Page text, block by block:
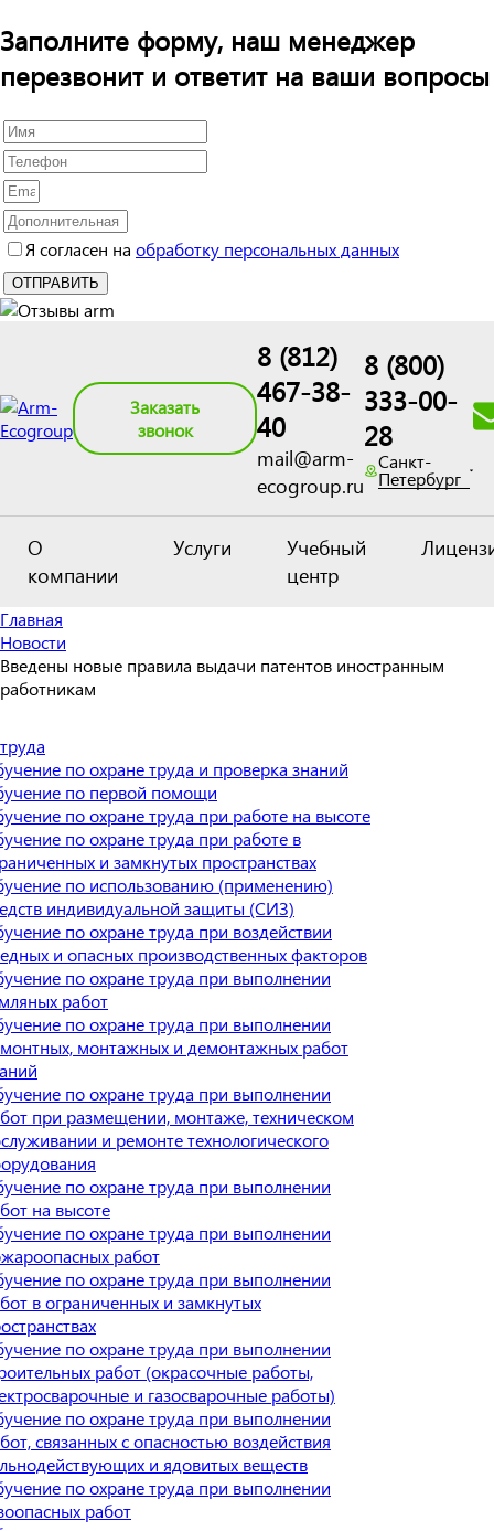
Заполните форму, наш менеджер
перезвонит и ответит на ваши вопросы
Я согласен на обработку персональных данных
Заказать
звонок
8 (812)
467-38-
40
mail@arm-
ecogroup.ru
8 (800)
333-00-
28
Санкт-
Петербург
О
компании
Услуги
Учебный
центр
Главная
Новости
Введены новые правила выдачи патентов иностранным
работникам
по охране труда и проверка знаний
по первой помощи
по охране труда при работе на высоте
по охране труда при работе в
и замкнутых пространствах
по использованию (применению)
индивидуальной защиты (СИЗ)
по охране труда при воздействии
и опасных производственных факторов
по охране труда при выполнении
работ
по охране труда при выполнении
монтажных и демонтажных работ
по охране труда при выполнении
при размещении, монтаже, техническом
и ремонте технологического
по охране труда при выполнении
на высоте
по охране труда при выполнении
работ
по охране труда при выполнении
в ограниченных и замкнутых
по охране труда при выполнении
работ (окрасочные работы,
и газосварочные работы)
по охране труда при выполнении
связанных с опасностью воздействия
и ядовитых веществ
по охране труда при выполнении
работ